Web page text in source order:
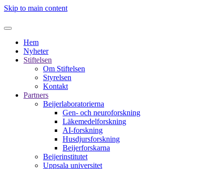
Skip to main content
Hem
Nyheter
Stiftelsen
Om Stiftelsen
Styrelsen
Kontakt
Partners
Beijerlaboratorierna
Gen- och neuroforskning
Läkemedelforskning
AI-forskning
Husdjursforskning
Beijerforskarna
Beijerinstitutet
Uppsala universitet